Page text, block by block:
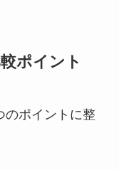
ポイント
のポイントに整